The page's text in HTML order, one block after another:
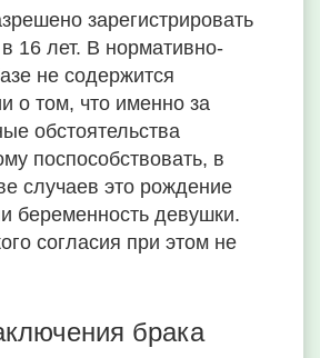
зарегистрировать
16 лет. В нормативно-
не содержится
о том, что именно за
обстоятельства
поспособствовать, в
случаев это рождение
беременность девушки.
согласия при этом не
брака